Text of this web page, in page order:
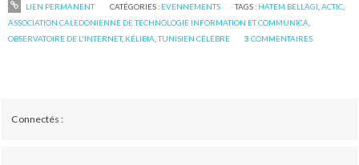
LIEN PERMANENT CATÉGORIES : EVENNEMENTS TAGS : HATEM BELLAGI ACTIC,
ASSOCIATION CALEDONIENNE DE TECHNOLOGIE INFORMATION ET COMMUNICA
OBSERVATOIRE DE L'INTERNET, KÉLIBIA ,TUNISIEN CÉLÉBRE 3 COMMENTAIRES
Connectés :